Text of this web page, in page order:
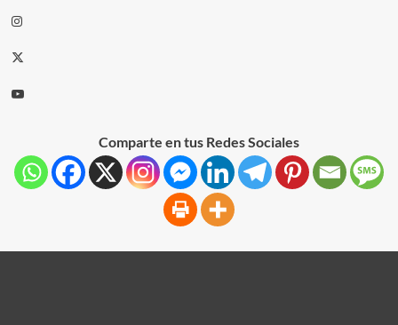
Comparte en tus Redes Sociales